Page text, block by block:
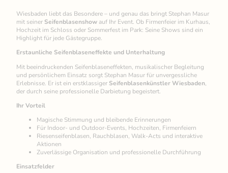
Wiesbaden liebt das Besondere – und genau das bringt Stephan Masur
mit seiner Seifenblasenshow auf Ihr Event. Ob Firmenfeier im Kurhaus,
Hochzeit im Schloss oder Sommerfest im Park: Seine Shows sind ein
Highlight für jede Gästegruppe.
Erstaunliche Seifenblaseneffekte und Unterhaltung
Mit beeindruckenden Seifenblaseneffekten, musikalischer Begleitung
und persönlichem Einsatz sorgt Stephan Masur für unvergessliche
Erlebnisse. Er ist ein erstklassiger Seifenblasenkünstler Wiesbaden,
der durch seine professionelle Darbietung begeistert.
Ihr Vorteil
Magische Stimmung und bleibende Erinnerungen
Für Indoor- und Outdoor-Events, Hochzeiten, Firmenfeiern
Riesenseifenblasen, Rauchblasen, Walk-Acts und interaktive
Aktionen
Zuverlässige Organisation und professionelle Durchführung
Einsatzfelder